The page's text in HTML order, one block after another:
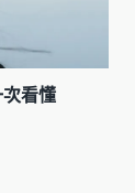
看懂